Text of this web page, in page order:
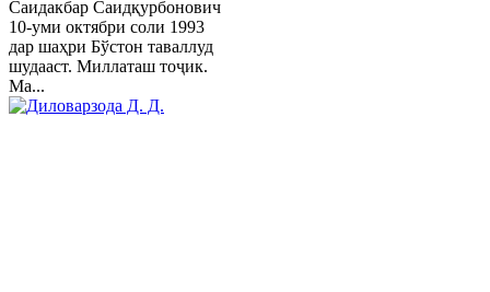
Саидакбар Саидқурбонович
10-уми октябри соли 1993
дар шаҳри Бўстон таваллуд
шудааст. Миллаташ тоҷик.
Ма...